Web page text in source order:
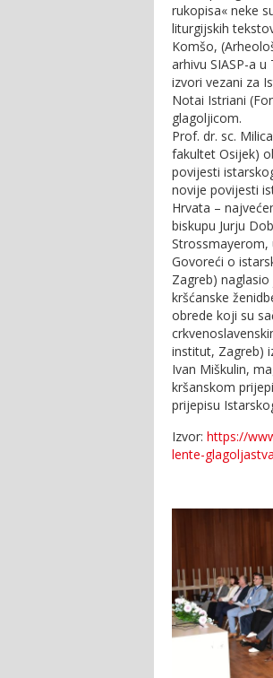
rukopisa« neke
liturgijskih
Komšo,
arhivu SIASP-a
izvori vezani za
Notai Istriani
glagoljicom.
Prof. dr. sc.
fakultet Osijek)
povijesti
novije povijesti
Hrvata –
biskupu Jurju
Govoreći o
Zagreb)
kršćanske
obrede koji su
institut, Zagreb)
Ivan Miškulin,
kršanskom
prijepisu
Izvor: https://
lente-